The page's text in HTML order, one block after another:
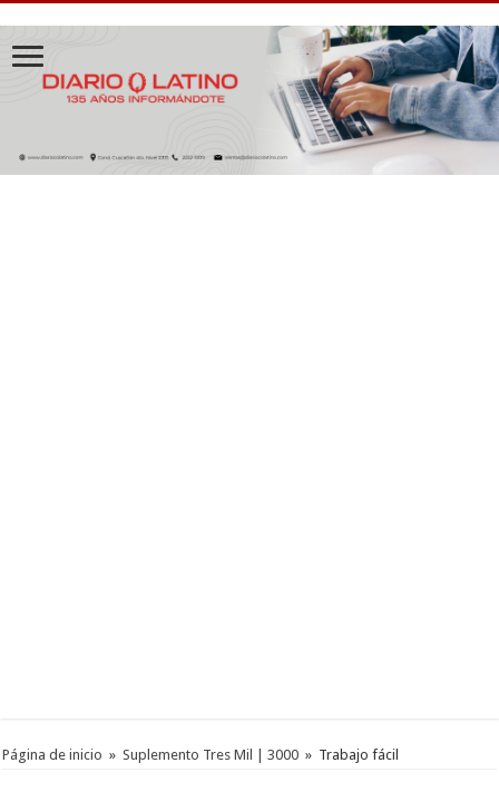
Página de inicio » Suplemento Tres Mil | 3000 » Trabajo fácil